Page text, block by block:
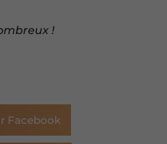
!
Facebook